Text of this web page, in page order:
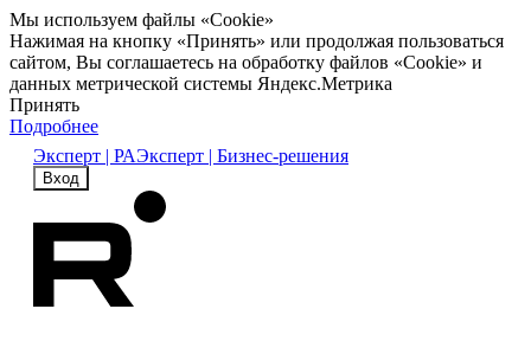
Мы используем файлы «Cookie»
Нажимая на кнопку «Принять» или продолжая пользоваться
сайтом, Вы соглашаетесь на обработку файлов «Cookie» и
данных метрической системы Яндекс.Метрика
Принять
Подробнее
Эксперт | РАЭксперт | Бизнес-решения
Вход